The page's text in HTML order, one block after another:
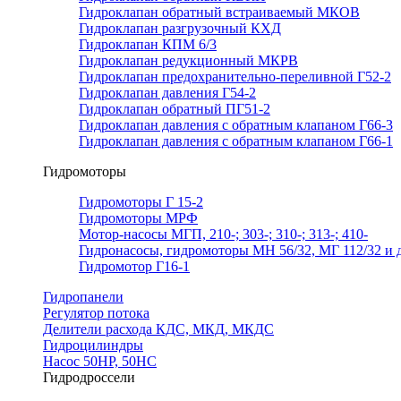
Гидроклапан обратный встраиваемый МКОВ
Гидроклапан разгрузочный КХД
Гидроклапан КПМ 6/3
Гидроклапан редукционный МКРВ
Гидроклапан предохранительно-переливной Г52-2
Гидроклапан давления Г54-2
Гидроклапан обратный ПГ51-2
Гидроклапан давления с обратным клапаном Г66-3
Гидроклапан давления с обратным клапаном Г66-1
Гидромоторы
Гидромоторы Г 15-2
Гидромоторы МРФ
Мотор-насосы МГП, 210-; 303-; 310-; 313-; 410-
Гидронасосы, гидромоторы МН 56/32, МГ 112/32 и
Гидромотор Г16-1
Гидропанели
Регулятор потока
Делители расхода КДС, МКД, МКДС
Гидроцилиндры
Насос 50НР, 50НС
Гидродроссели